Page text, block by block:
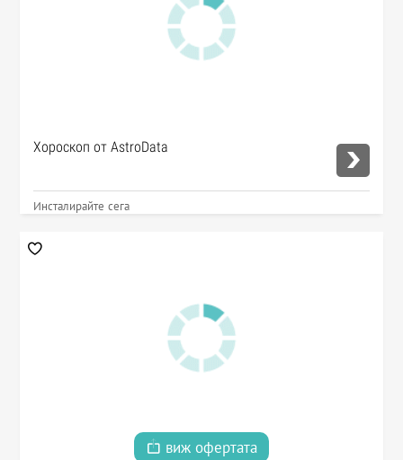
Хороскоп от AstroData
Инсталирайте сега
виж офертата